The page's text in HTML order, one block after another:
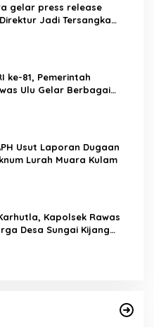
gelar press release
Jadi Tersangka
antara Bus ALS dan
ke-81, Pemerintah
Ulu Gelar Berbagai
Lurah Muara Kulam
Kapolsek Rawas
Desa Sungai Kijang
Kapolda Sumsel